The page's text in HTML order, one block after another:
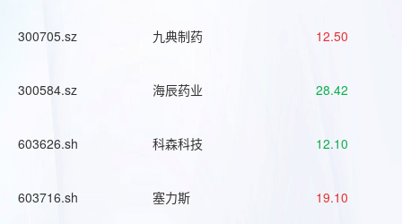
300705.sz 九典制药 12.50
300584.sz 海辰药业 28.42
603626.sh 科森科技 12.10
603716.sh 塞力斯 19.10